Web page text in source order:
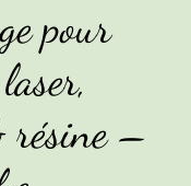
pour
résine –